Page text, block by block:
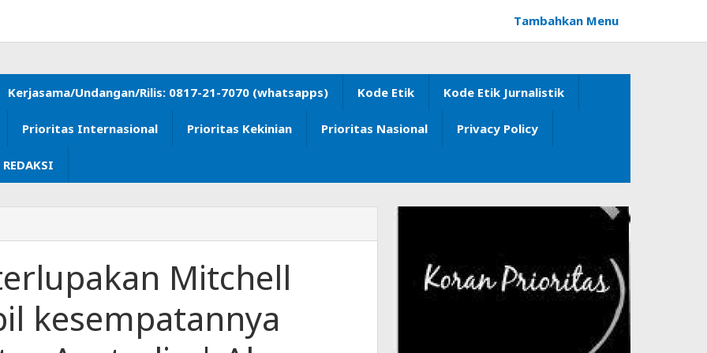
Tambahkan Menu
Kerjasama/Undangan/Rilis: 0817-21-7070 (whatsapps) Kode Etik Kode Etik Jurnalistik
Prioritas Internasional Prioritas Kekinian Prioritas Nasional Privacy Policy
Mitchell
kesempatannya